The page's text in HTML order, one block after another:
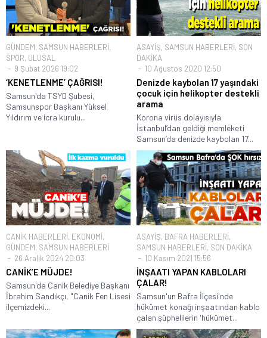
GÜNDEM, SAMSUN HABERLERİ,
SPOR, ULUSAL
9 Şubat 2026 19:02
‘KENETLENME’ ÇAĞRISI!
Samsun'da TSYD Şubesi,
Samsunspor Başkanı Yüksel
Yıldırım ve icra kurulu...
ASAYİŞ, SAMSUN HABERLERİ, SON
DAKİKA
10 Ağustos 2020 12:50
Denizde kaybolan 17 yaşındaki
çocuk için helikopter destekli
arama
Korona virüs dolayısıyla
İstanbul’dan geldiği memleketi
Samsun’da denizde kaybolan 17...
CANİK HABERLERİ, EKONOMİ,
GÜNDEM, SAMSUN HABERLERİ
26 Aralık 2024 20:03
CANİK’E MÜJDE!
Samsun'da Canik Belediye Başkanı
İbrahim Sandıkçı, "Canik Fen Lisesi
ilçemizdeki...
ASAYİŞ, BAFRA HABERLERİ,
SAMSUN HABERLERİ, SON DAKİKA
10 Kasım 2021 15:56
İNŞAATI YAPAN KABLOLARI
ÇALAR!
Samsun'un Bafra İlçesi'nde
hükümet konağı inşaatından kablo
çalan şüphelilerin 'hükümet...